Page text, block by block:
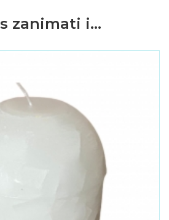
zanimati i...